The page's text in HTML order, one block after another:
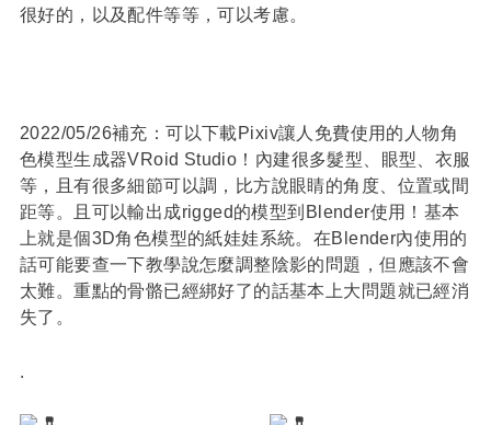
很好的，以及配件等等，可以考慮。
2022/05/26補充：可以下載Pixiv讓人免費使用的人物角
色模型生成器VRoid Studio！內建很多髮型、眼型、衣服
等，且有很多細節可以調，比方說眼睛的角度、位置或間
距等。且可以輸出成rigged的模型到Blender使用！基本
上就是個3D角色模型的紙娃娃系統。在Blender內使用的
話可能要查一下教學說怎麼調整陰影的問題，但應該不會
太難。重點的骨骼已經綁好了的話基本上大問題就已經消
失了。
.